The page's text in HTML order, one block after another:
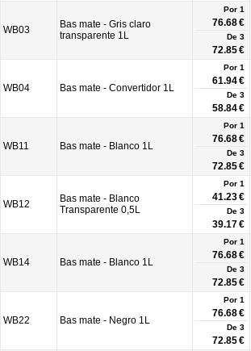
WB03
Bas mate - Gris claro
transparente 1L
Por 1
76.68 €
De 3
72.85 €
WB04 Bas mate - Convertidor 1L
Por 1
61.94 €
De 3
58.84 €
WB11 Bas mate - Blanco 1L
Por 1
76.68 €
De 3
72.85 €
WB12
Bas mate - Blanco
Transparente 0,5L
Por 1
41.23 €
De 3
39.17 €
WB14 Bas mate - Blanco 1L
Por 1
76.68 €
De 3
72.85 €
WB22 Bas mate - Negro 1L
Por 1
76.68 €
De 3
72.85 €